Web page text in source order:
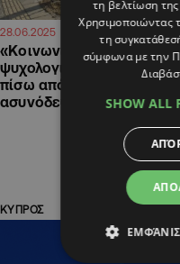
28.06.2025 10:55
«Κοινωνικό τεκμήριο»:
ψυχολογικές παράμετροι
πίσω από τη βία
ασυνόδευτων
ΚΥΠΡΟΣ
τη βελτίωση
Χρησιμοποιώντας
τη
σύμφωνα με την
SHOW ALL